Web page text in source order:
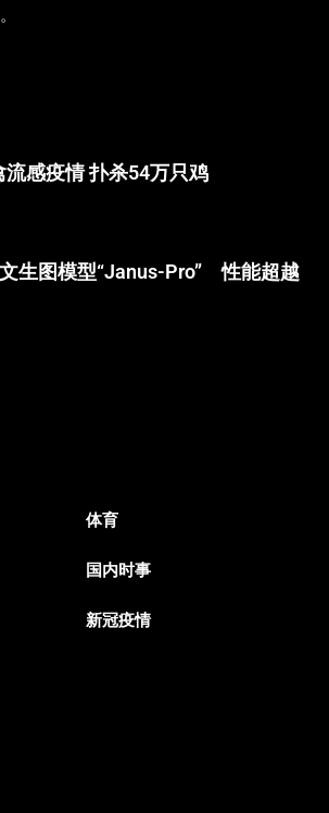
流感疫情 扑杀54万只鸡
生图模型“Janus-Pro” 性能超越
体育
国内时事
新冠疫情